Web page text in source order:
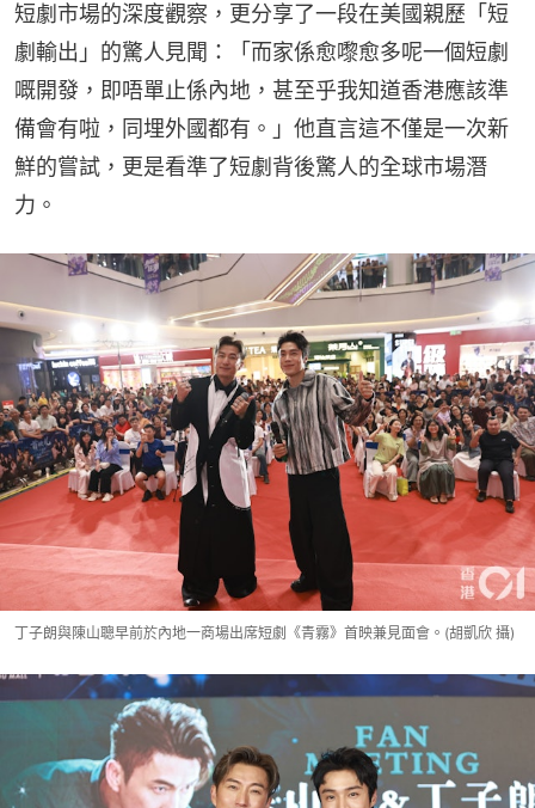
短劇市場的深度觀察，更分享了一段在美國親歷「短
劇輸出」的驚人見聞：「而家係愈嚟愈多呢一個短劇
嘅開發，即唔單止係內地，甚至乎我知道香港應該準
備會有啦，同埋外國都有。」他直言這不僅是一次新
鮮的嘗試，更是看準了短劇背後驚人的全球市場潛
力。
丁子朗與陳山聰早前於內地一商場出席短劇《青霧》首映兼見面會。(胡凱欣 攝)